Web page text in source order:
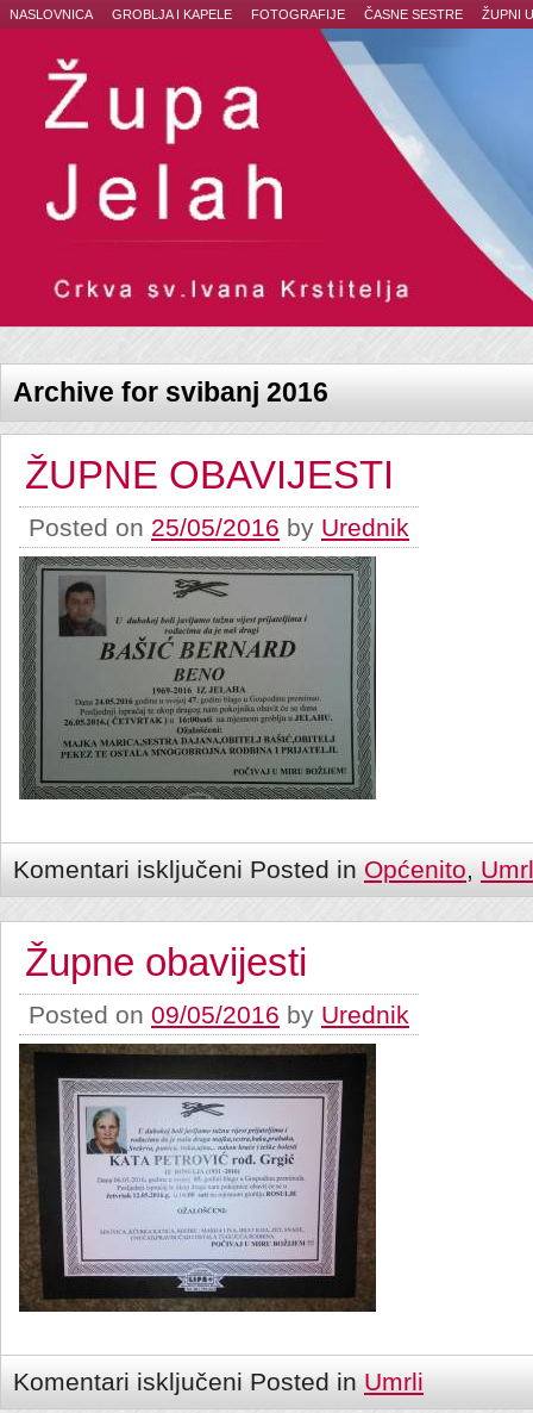
NASLOVNICA GROBLJA I KAPELE FOTOGRAFIJE ČASNE SESTRE ŽUPNI
Archive for svibanj 2016
ŽUPNE OBAVIJESTI
Posted on 25/05/2016 by Urednik
Komentari isključeni Posted in Općenito,
Župne obavijesti
Posted on 09/05/2016 by Urednik
Komentari isključeni Posted in Umrli